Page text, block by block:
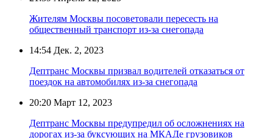
Жителям Москвы посоветовали пересесть на
общественный транспорт из-за снегопада
14:54 Дек. 2, 2023
Дептранс Москвы призвал водителей отказаться от
поездок на автомобилях из-за снегопада
20:20 Март 12, 2023
Дептранс Москвы предупредил об осложнениях на
дорогах из-за буксующих на МКАДе грузовиков